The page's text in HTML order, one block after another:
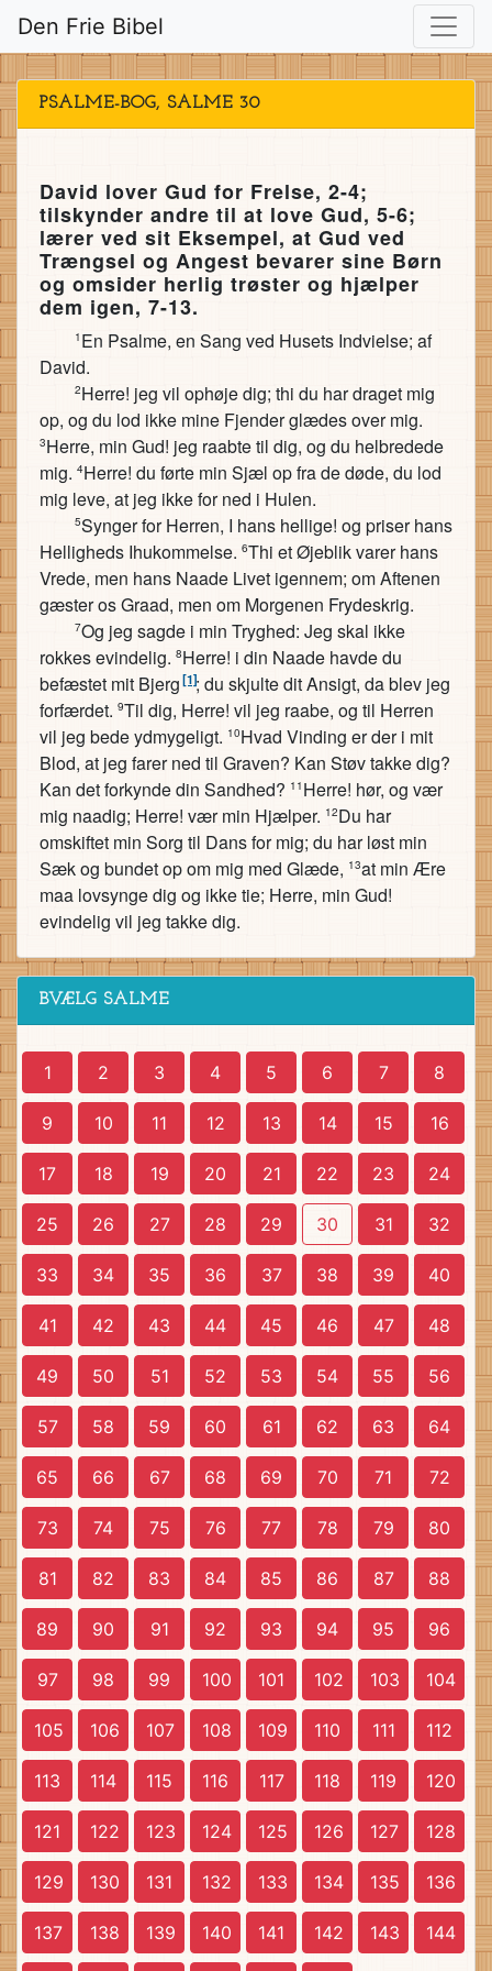
Den Frie Bibel
PSALME-BOG, SALME 30
David lover Gud for Frelse, 2-4;
tilskynder andre til at love Gud, 5-6;
lærer ved sit Eksempel, at Gud ved
Trængsel og Angest bevarer sine Børn
og omsider herlig trøster og hjælper
dem igen, 7-13.
1 En Psalme, en Sang ved Husets Indvielse; af
David.
2Herre! jeg vil ophøje dig; thi du har draget mig
op, og du lod ikke mine Fjender glædes over mig.
3Herre, min Gud! jeg raabte til dig, og du helbredede
mig. 4Herre! du førte min Sjæl op fra de døde, du lod
mig leve, at jeg ikke for ned i Hulen.
5Synger for Herren, I hans hellige! og priser hans
Helligheds Ihukommelse. 6Thi et Øjeblik varer hans
Vrede, men hans Naade Livet igennem; om Aftenen
gæster os Graad, men om Morgenen Frydeskrig.
7Og jeg sagde i min Tryghed: Jeg skal ikke
rokkes evindelig. 8Herre! i din Naade havde du
befæstet mit Bjerg[1]; du skjulte dit Ansigt, da blev jeg
forfærdet. 9Til dig, Herre! vil jeg raabe, og til Herren
vil jeg bede ydmygeligt. 10Hvad Vinding er der i mit
Blod, at jeg farer ned til Graven? Kan Støv takke dig?
Kan det forkynde din Sandhed? 11 Herre! hør, og vær
mig naadig; Herre! vær min Hjælper. 12Du har
omskiftet min Sorg til Dans for mig; du har løst min
Sæk og bundet op om mig med Glæde, 13at min Ære
maa lovsynge dig og ikke tie; Herre, min Gud!
evindelig vil jeg takke dig.
BVÆLG SALME
1 2 3 4 5 6 7 8
9 10 11 12 13 14 15 16
17 18 19 20 21 22 23 24
25 26 27 28 29 30 31 32
33 34 35 36 37 38 39 40
41 42 43 44 45 46 47 48
49 50 51 52 53 54 55 56
57 58 59 60 61 62 63 64
65 66 67 68 69 70 71 72
73 74 75 76 77 78 79 80
81 82 83 84 85 86 87 88
89 90 91 92 93 94 95 96
97 98 99 100 101 102 103 104
105 106 107 108 109 110 111 112
113 114 115 116 117 118 119 120
121 122 123 124 125 126 127 128
129 130 131 132 133 134 135 136
137 138 139 140 141 142 143 144